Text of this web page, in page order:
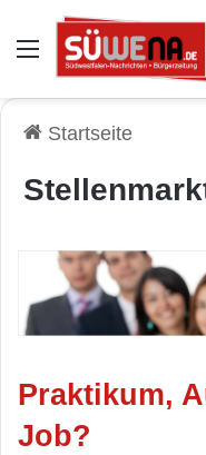
Auswahl
Startseite
Praktikum,
Job?